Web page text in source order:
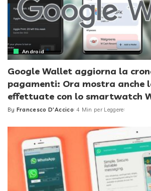
Android
Google Wallet aggiorna la
pagamenti: Ora mostra anche
effettuate con lo smartwatch
Posted
By Francesco D'Accico 4 Min per Leggere